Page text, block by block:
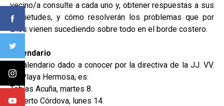
vecino/a consulte a cada uno y, obtener respuestas a sus
inquietudes, y cómo resolverán los problemas que por
años vienen sucediendo sobre todo en el borde costero.
Calendario
El calendario dado a conocer por la directiva de la JJ. VV.
de Playa Hermosa, es:
Tobías Acuña, martes 8.
Roberto Córdova, lunes 14.